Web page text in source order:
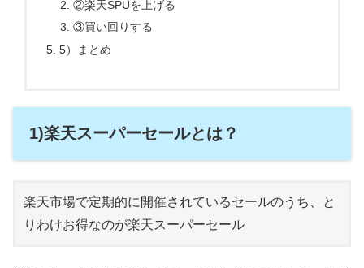
②楽天SPUを上げる
③買い回りする
5）まとめ
1)楽天スーパーセールとは？
楽天市場で定期的に開催されているセールのうち、と
りわけお得なのが楽天スーパーセール